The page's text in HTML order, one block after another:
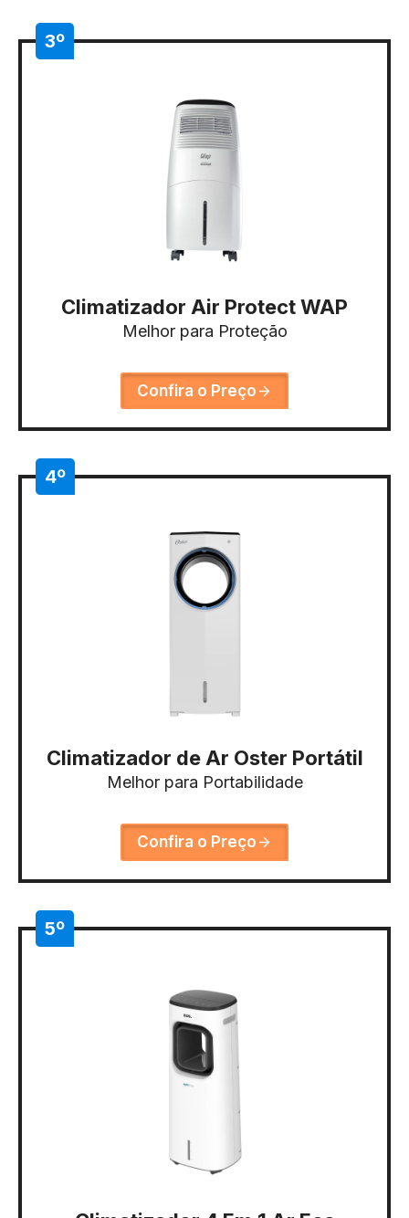
3º
Climatizador Air Protect WAP
Melhor para Proteção
Confira o Preço
4º
Climatizador de Ar Oster Portátil
Melhor para Portabilidade
Confira o Preço
5º